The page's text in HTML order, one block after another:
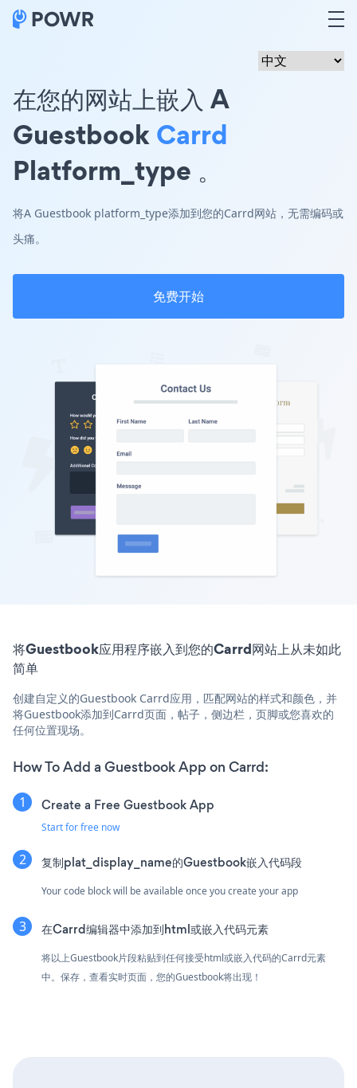
在您的网站上嵌入 A
GuestbookCarrd
Platform_type 。
将A Guestbook platform_type添加到您的Carrd网站，无需编码或
头痛。
免费开始
将Guestbook应用程序嵌入到您的Carrd网站上从未如此
简单
创建自定义的Guestbook Carrd应用，匹配网站的样式和颜色，并
将Guestbook添加到Carrd页面，帖子，侧边栏，页脚或您喜欢的
任何位置现场。
How To Add a Guestbook App on Carrd:
Create a Free Guestbook App
Start for free now
复制plat_display_name的Guestbook嵌入代码段
Your code block will be available once you create your app
在Carrd编辑器中添加到html或嵌入代码元素
将以上Guestbook片段粘贴到任何接受html或嵌入代码的Carrd元素
中。保存，查看实时页面，您的Guestbook将出现！